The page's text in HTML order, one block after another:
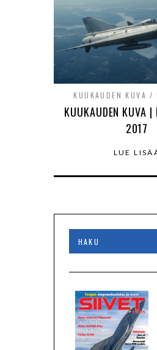
KUUKAUDEN KUVA
KUUKAUDEN KUVA
2017
LUE